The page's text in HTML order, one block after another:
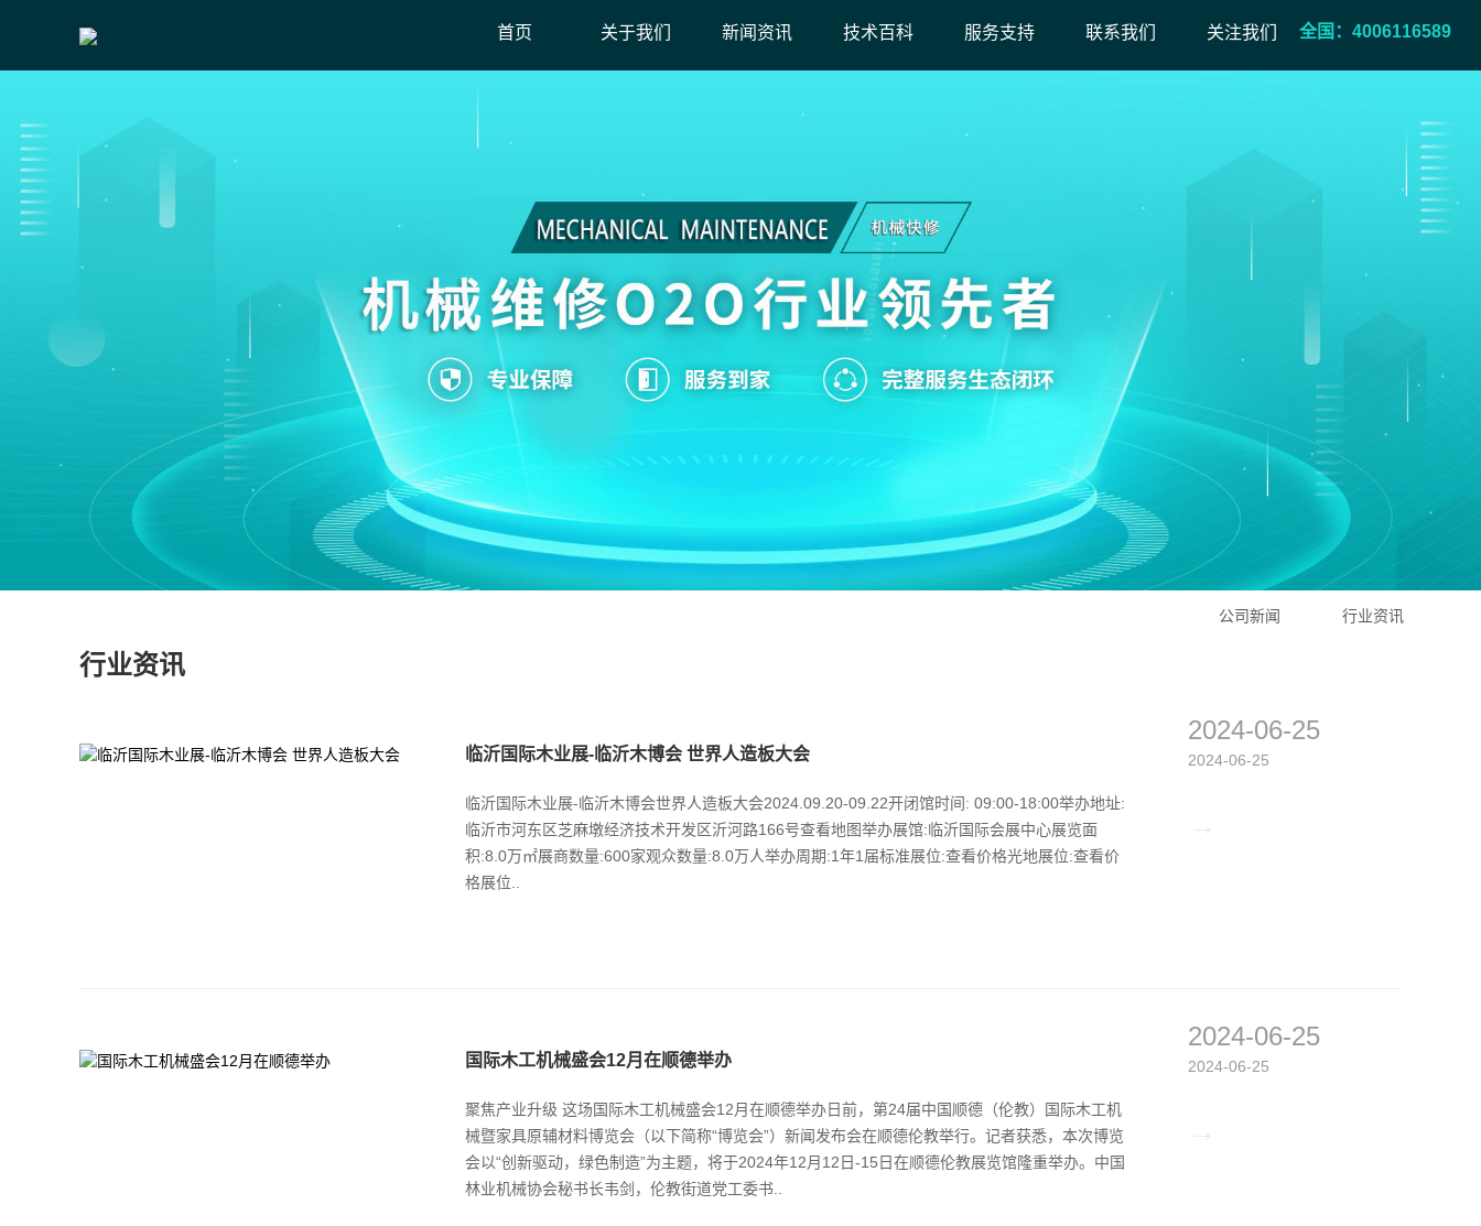
首页 关于我们 新闻资讯 技术百科 服务支持 联系我们 关注我们 全国：4006116589
公司新闻 行业资讯
行业资讯
临沂国际木业展-临沂木博会 世界人造板大会
临沂国际木业展-临沂木博会世界人造板大会2024.09.20-09.22开闭馆时间: 09:00-18:00举办地址:
临沂市河东区芝麻墩经济技术开发区沂河路166号查看地图举办展馆:临沂国际会展中心展览面
积:8.0万㎡展商数量:600家观众数量:8.0万人举办周期:1年1届标准展位:查看价格光地展位:查看价
格展位..
2024-06-25
2024-06-25
国际木工机械盛会12月在顺德举办 ​
聚焦产业升级 这场国际木工机械盛会12月在顺德举办日前，第24届中国顺德（伦教）国际木工机
械暨家具原辅材料博览会（以下简称“博览会”）新闻发布会在顺德伦教举行。记者获悉，本次博览
会以“创新驱动，绿色制造”为主题，将于2024年12月12日-15日在顺德伦教展览馆隆重举办。中国
林业机械协会秘书长韦剑，伦教街道党工委书..
2024-06-25
2024-06-25